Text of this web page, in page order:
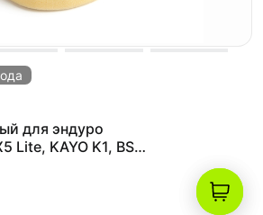
для эндуро
Lite, KAYO K1, BSE